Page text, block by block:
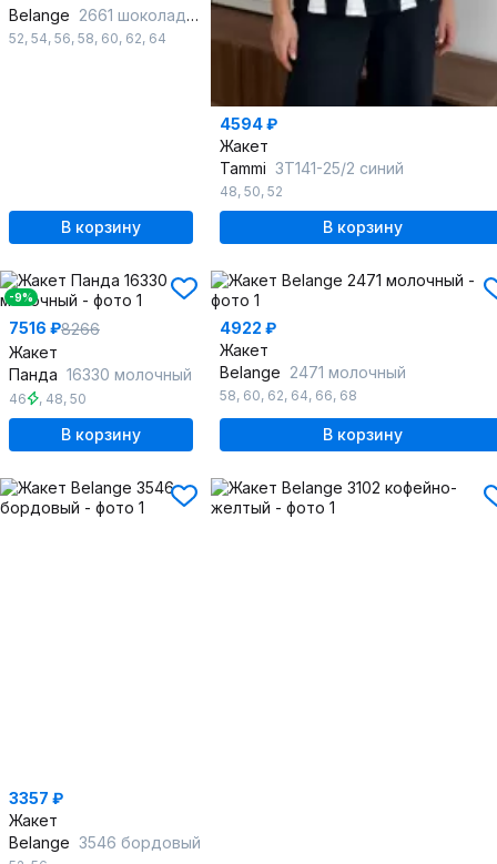
Belange 2661 шоколадный
52, 54, 56, 58, 60, 62, 64
В корзину
4594 ₽
Жакет
Tammi 3Т141-25/2 синий
48, 50, 52
В корзину
-9%
7516 ₽8266
Жакет
Панда 16330 молочный
46 , 48, 50
В корзину
4922 ₽
Жакет
Belange 2471 молочный
58, 60, 62, 64, 66, 68
В корзину
3357 ₽
Жакет
Belange 3546 бордовый